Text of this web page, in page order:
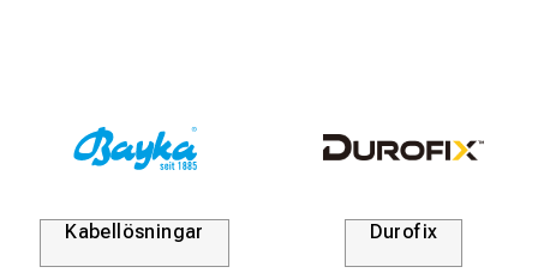
Kabellösningar Durofix